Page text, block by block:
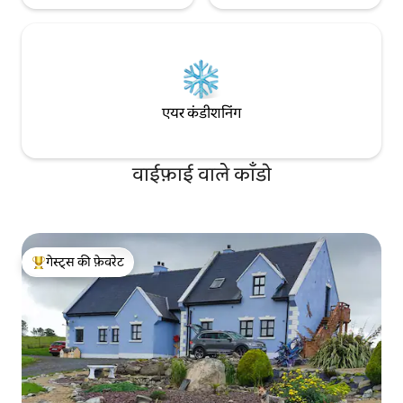
एयर कंडीशनिंग
वाईफ़ाई वाले काँडो
गेस्ट्स का टॉप फ़ेवरेट
गेस्ट्स की फ़ेवरेट